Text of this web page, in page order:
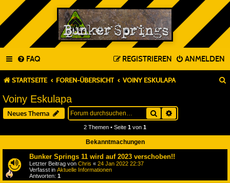
FAQ ANMELDEN
REGISTRIEREN
STARTSEITE FOREN-ÜBERSICHT VOINY ESKULAPA
Voiny Eskulapa
Neues Thema Suche
2 Themen • Seite 1 von 1
Bekanntmachungen
Bunker Springs 11 wird auf 2023 verschoben!!
Letzter Beitrag von Chris « 24 Jan 2022 22:37
Verfasst in Aktuelle Informationen
Antworten: 1